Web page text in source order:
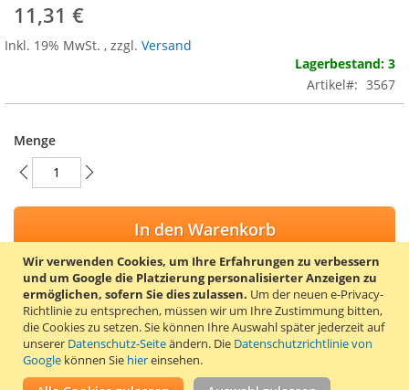
Wir verwenden Cookies, um Ihre Erfahrungen zu verbessern
und um Google die Platzierung personalisierter Anzeigen zu
ermöglichen, sofern Sie dies zulassen. Um der neuen e-Privacy-
Richtlinie zu entsprechen, müssen wir um Ihre Zustimmung bitten,
die Cookies zu setzen.Sie können Ihre Auswahl später jederzeit auf
unserer Datenschutz-Seiteändern. Die Datenschutzrichtlinie von
Google können Sie hiereinsehen.
11,31 €
Inkl. 19% MwSt. , zzgl. Versand
Lagerbestand: 3
Artikel
3567
Menge
In den Warenkorb
ZUR WUNSCHLISTE HINZUFÜGEN
ZUR VERGLEICHSLISTE HINZUFÜGEN